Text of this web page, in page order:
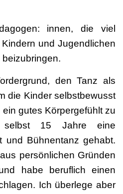
innen, die viel
und Jugendlichen
den Tanz als
die Kinder selbstbewusst
gutes Körpergefühlt zu
15 Jahre eine
und Bühnentanz gehabt.
persönlichen Gründen
habe beruflich einen
Ich überlege aber